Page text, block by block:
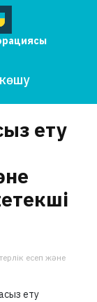
ету
есеп және
ету